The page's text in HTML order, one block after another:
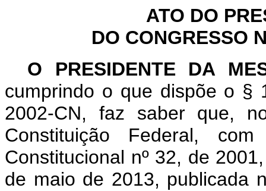
ATO DO
DO CONGRESSO
O PRESIDENTE DA
cumprindo o que dispõe o §
2002-CN, faz saber que,
Constituição Federal,
Constitucional nº 32, de
de maio de 2013, publicada